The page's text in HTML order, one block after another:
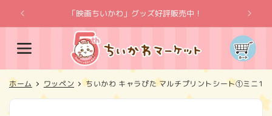
ンツに
進む
「映画ちいかわ」グッズ好評販売中！
カ
ー
ト
ホーム ワッペン ちいかわ キャラぴた マルチプリントシート①ミニ15